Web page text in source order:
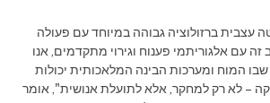
עצבית ברזולוציה גבוהה במיוחד עם פעולה
עם אלגוריתמי פענוח וגירוי מתקדמים, אנו
המוח ומערכות הבינה המלאכותית יכולות
– לא רק למחקר, אלא לתועלת אנושית", אומר